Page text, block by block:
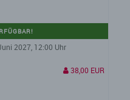
2027, 12:00 Uhr
38,00 EUR